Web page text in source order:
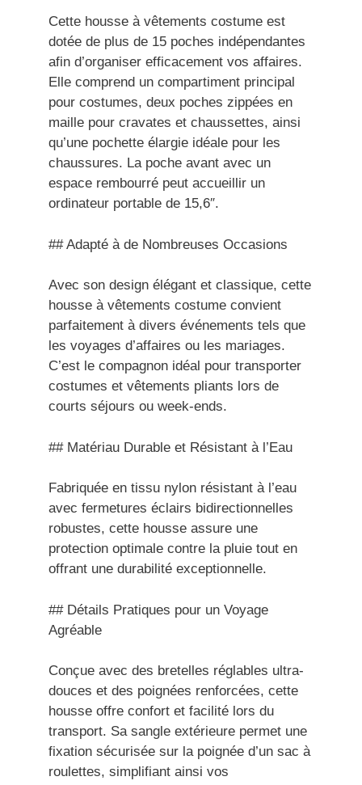
Cette housse à vêtements costume est
dotée de plus de 15 poches indépendantes
afin d’organiser efficacement vos affaires.
Elle comprend un compartiment principal
pour costumes, deux poches zippées en
maille pour cravates et chaussettes, ainsi
qu’une pochette élargie idéale pour les
chaussures. La poche avant avec un
espace rembourré peut accueillir un
ordinateur portable de 15,6″.
## Adapté à de Nombreuses Occasions
Avec son design élégant et classique, cette
housse à vêtements costume convient
parfaitement à divers événements tels que
les voyages d’affaires ou les mariages.
C’est le compagnon idéal pour transporter
costumes et vêtements pliants lors de
courts séjours ou week-ends.
## Matériau Durable et Résistant à l’Eau
Fabriquée en tissu nylon résistant à l’eau
avec fermetures éclairs bidirectionnelles
robustes, cette housse assure une
protection optimale contre la pluie tout en
offrant une durabilité exceptionnelle.
## Détails Pratiques pour un Voyage
Agréable
Conçue avec des bretelles réglables ultra-
douces et des poignées renforcées, cette
housse offre confort et facilité lors du
transport. Sa sangle extérieure permet une
fixation sécurisée sur la poignée d’un sac à
roulettes, simplifiant ainsi vos